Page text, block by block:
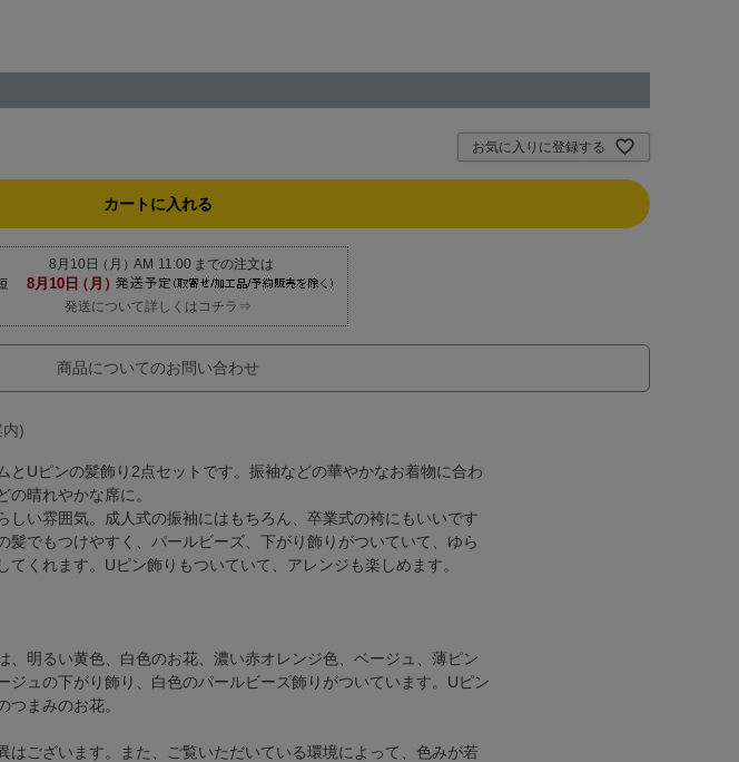
お気に入りに登録する
カートに入れる
発送について詳しくはコチラ⇒
商品についてのお問い合わせ
)
とUピンの髪飾り2点セットです。振袖などの華やかなお着物に合わ
の晴れやかな席に。
しい雰囲気。成人式の振袖にはもちろん、卒業式の袴にもいいです
髪でもつけやすく、パールビーズ、下がり飾りがついていて、ゆら
てくれます。Uピン飾りもついていて、アレンジも楽しめます。
、明るい黄色、白色のお花、濃い赤オレンジ色、ベージュ、薄ピン
ジュの下がり飾り、白色のパールビーズ飾りがついています。Uピン
つまみのお花。
はございます。また、ご覧いただいている環境によって、色みが若